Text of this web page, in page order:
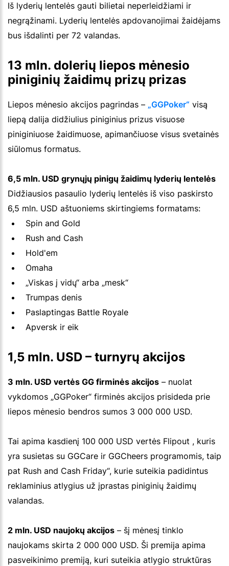
Iš lyderių lentelės gauti bilietai neperleidžiami ir
negrąžinami. Lyderių lentelės apdovanojimai žaidėjams
bus išdalinti per 72 valandas.
13 mln. dolerių liepos mėnesio
piniginių žaidimų prizų prizas
Liepos mėnesio akcijos pagrindas – „GGPoker“ visą
liepą dalija didžiulius piniginius prizus visuose
piniginiuose žaidimuose, apimančiuose visus svetainės
siūlomus formatus.
6,5 mln. USD grynųjų pinigų žaidimų lyderių lentelės
Didžiausios pasaulio lyderių lentelės iš viso paskirsto
6,5 mln. USD aštuoniems skirtingiems formatams:
Spin and Gold
Rush and Cash
Hold'em
Omaha
„Viskas į vidų“ arba „mesk“
Trumpas denis
Paslaptingas Battle Royale
Apversk ir eik
1,5 mln. USD – turnyrų akcijos
3 mln. USD vertės GG firminės akcijos – nuolat
vykdomos „GGPoker“ firminės akcijos prisideda prie
liepos mėnesio bendros sumos 3 000 000 USD.
Tai apima kasdienį 100 000 USD vertės Flipout , kuris
yra susietas su GGCare ir GGCheers programomis, taip
pat Rush and Cash Friday“, kurie suteikia padidintus
reklaminius atlygius už įprastas piniginių žaidimų
valandas.
2 mln. USD naujokų akcijos – šį mėnesį tinklo
naujokams skirta 2 000 000 USD. Ši premija apima
pasveikinimo premiją, kuri suteikia atlygio struktūras